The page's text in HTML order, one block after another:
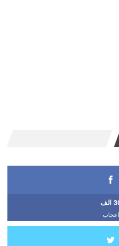
اعجاب